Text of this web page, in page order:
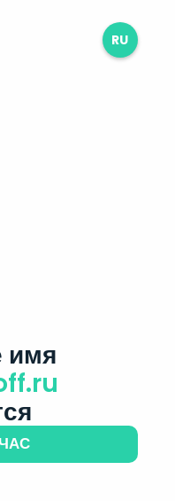
RU
имя